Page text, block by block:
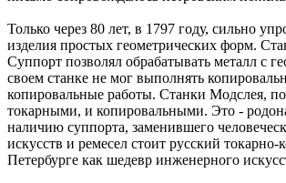
Только через 80 лет, в 1797 году, сильно
изделия простых геометрических форм.
Суппорт позволял обрабатывать металл с
своем станке не мог выполнять
копировальные работы. Станки Модслея,
токарными, и копировальными. Это -
наличию суппорта, заменившего
искусств и ремесел стоит русский
Петербурге как шедевр инженерного